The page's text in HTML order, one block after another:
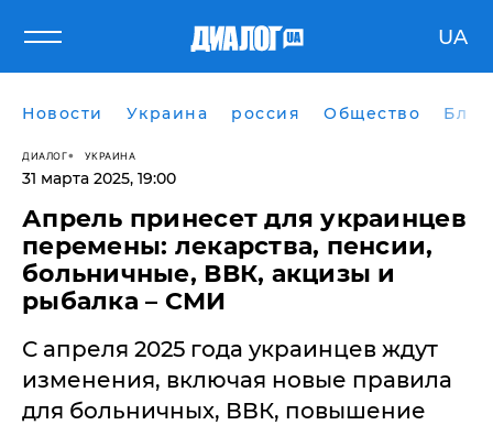
UA
Новости Украина россия Общество
ДИАЛОГ УКРАИНА
31 марта 2025, 19:00
Апрель принесет для украинцев
перемены: лекарства, пенсии,
больничные, ВВК, акцизы и
рыбалка – СМИ
С апреля 2025 года украинцев ждут
изменения, включая новые правила
для больничных, ВВК, повышение